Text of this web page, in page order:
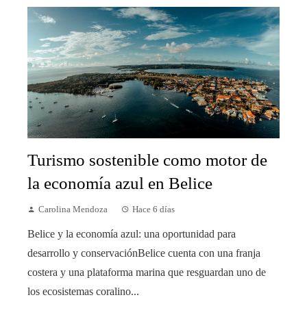
Turismo sostenible como motor de
la economía azul en Belice
Carolina Mendoza Hace 6 días
Belice y la economía azul: una oportunidad para
desarrollo y conservaciónBelice cuenta con una franja
costera y una plataforma marina que resguardan uno de
los ecosistemas coralino...